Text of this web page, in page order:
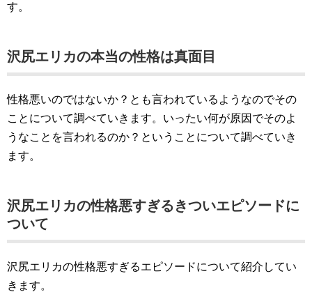
す。
沢尻エリカの本当の性格は真面目
性格悪いのではないか？とも言われているようなのでその
ことについて調べていきます。いったい何が原因でそのよ
うなことを言われるのか？ということについて調べていき
ます。
沢尻エリカの性格悪すぎるきついエピソードに
ついて
沢尻エリカの性格悪すぎるエピソードについて紹介してい
きます。